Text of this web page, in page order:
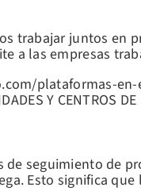
trabajar juntos en
a las empresas
plataformas-en-
Y
seguimiento de
Esto significa